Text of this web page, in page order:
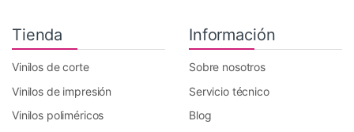
Tienda
Vinilos de corte
Vinilos de impresión
Vinilos poliméricos
Información
Sobre nosotros
Servicio técnico
Blog